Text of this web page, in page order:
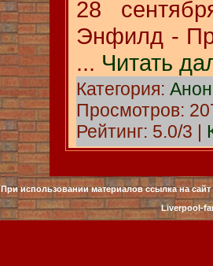
28
Энфилд -
... Читать
Категория:
Просмотров:
Рейтинг: 5.0/3 |
При использовании материалов ссылка на сайт
Liverpool-